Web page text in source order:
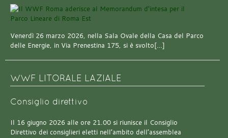
Venerdì 26 marzo 2026, nella Sala Ovale della Casa del Parco
delle Energie, in Via Prenestina 175, si è svolto[…]
WWF LITORALE LAZIALE
Consiglio direttivo
Il 16 giugno 2026 alle ore 21.00 si riunisce il Consiglio
Direttivo dei consiglieri eletti nell’ambito dell’assemblea